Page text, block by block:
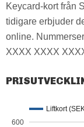
Keycard-kort från
tidigare erbjuder
online.
XXXX XXXX
Liftkort
600